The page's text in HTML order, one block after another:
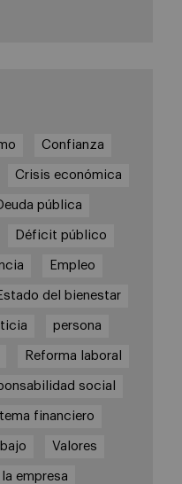
Confianza
Crisis económica
Deuda pública
Déficit público
Empleo
del bienestar
persona
Reforma laboral
social
financiero
Valores
empresa